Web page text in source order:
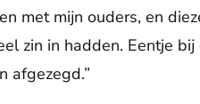
met mijn ouders, en
zin in hadden. Eentje
afgezegd.”